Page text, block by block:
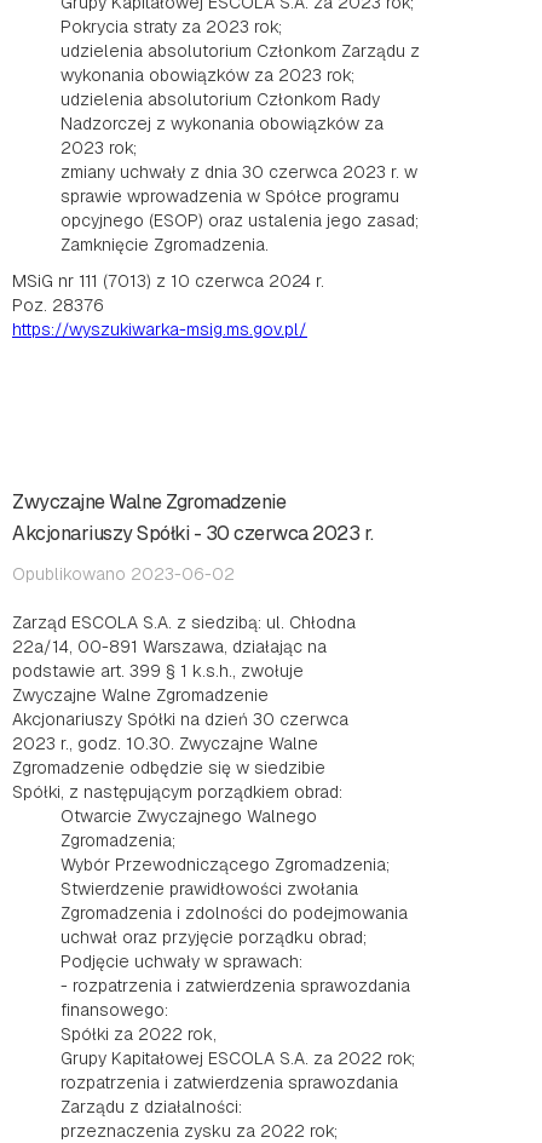
Pokrycia straty za 2023 rok;
udzielenia absolutorium Członkom Zarządu z
wykonania obowiązków za 2023 rok;
udzielenia absolutorium Członkom Rady
Nadzorczej z wykonania obowiązków za
2023 rok;
zmiany uchwały z dnia 30 czerwca 2023 r. w
sprawie wprowadzenia w Spółce programu
opcyjnego (ESOP) oraz ustalenia jego zasad;
Zamknięcie Zgromadzenia.
MSiG nr 111 (7013) z 10 czerwca 2024 r.
Poz. 28376
https://wyszukiwarka-msig.ms.gov.pl/
Zwyczajne Walne Zgromadzenie
Akcjonariuszy Spółki - 30 czerwca 2023 r.
Opublikowano 2023-06-02
Zarząd ESCOLA S.A. z siedzibą: ul. Chłodna
22a/14, 00-891 Warszawa, działając na
podstawie art. 399 § 1 k.s.h., zwołuje
Zwyczajne Walne Zgromadzenie
Akcjonariuszy Spółki na dzień 30 czerwca
2023 r., godz. 10.30. Zwyczajne Walne
Zgromadzenie odbędzie się w siedzibie
Spółki, z następującym porządkiem obrad:
Otwarcie Zwyczajnego Walnego
Zgromadzenia;
Wybór Przewodniczącego Zgromadzenia;
Stwierdzenie prawidłowości zwołania
Zgromadzenia i zdolności do podejmowania
uchwał oraz przyjęcie porządku obrad;
Podjęcie uchwały w sprawach:
- rozpatrzenia i zatwierdzenia sprawozdania
finansowego:
Spółki za 2022 rok,
Grupy Kapitałowej ESCOLA S.A. za 2022 rok;
rozpatrzenia i zatwierdzenia sprawozdania
Zarządu z działalności:
przeznaczenia zysku za 2022 rok;